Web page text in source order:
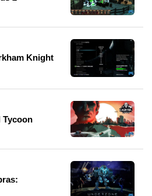
Knight
Tycoon